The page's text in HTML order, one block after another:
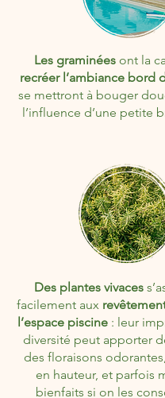
Les graminées ont la
recréer l’ambiance bord
se mettront à bouger
l’influence d’une petite
​Des plantes vivaces
facilement aux
l’espace piscine : leur
diversité peut apporter
des floraisons
en hauteur, et parfois
bienfaits si on les